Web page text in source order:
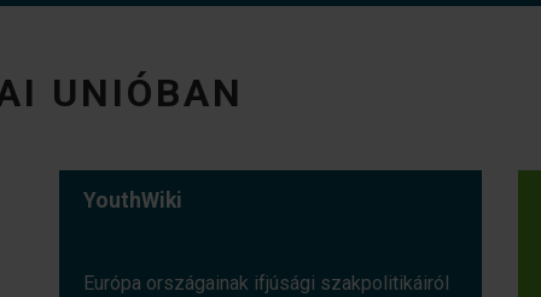
UNIÓBAN
YouthWiki
Európa országainak ifjúsági szakpolitikáiról